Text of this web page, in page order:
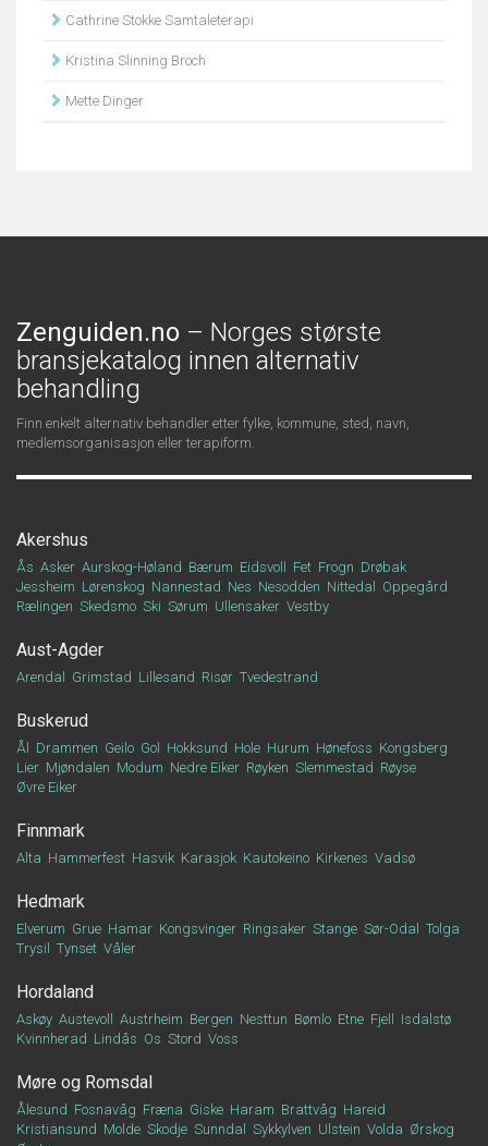
Cathrine Stokke Samtaleterapi
Kristina Slinning Broch
Mette Dinger
Zenguiden.no – Norges største
bransjekatalog innen alternativ
behandling
Finn enkelt alternativ behandler etter fylke, kommune, sted, navn,
medlemsorganisasjon eller terapiform.
Akershus
Ås Asker Aurskog-Høland Bærum Eidsvoll Fet Frogn Drøbak
Jessheim Lørenskog Nannestad Nes Nesodden Nittedal
Oppegård
Rælingen Skedsmo Ski Sørum Ullensaker Vestby
Aust-Agder
Arendal Grimstad Lillesand Risør Tvedestrand
Buskerud
Ål Drammen Geilo Gol Hokksund Hole Hurum Hønefoss Kongsberg
Lier Mjøndalen Modum Nedre Eiker Røyken Slemmestad Røyse
Øvre Eiker
Finnmark
Alta Hammerfest Hasvik Karasjok Kautokeino Kirkenes Vadsø
Hedmark
Elverum Grue Hamar Kongsvinger Ringsaker Stange Sør-Odal
Tolga
Trysil
Tynset Våler
Hordaland
Askøy Austevoll Austrheim Bergen Nesttun Bømlo Etne Fjell
Isdalstø
Kvinnherad Lindås Os Stord Voss
Møre og Romsdal
Ålesund Fosnavåg Fræna Giske Haram Brattvåg Hareid
Kristiansund Molde Skodje Sunndal Sykkylven Ulstein Volda Ørskog